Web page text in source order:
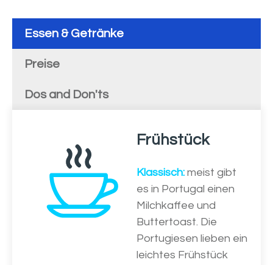
Essen & Getränke
Preise
Dos and Don'ts
Frühstück
Klassisch: meist gibt
es in Portugal einen
Milchkaffee und
Buttertoast. Die
Portugiesen lieben ein
leichtes Frühstück